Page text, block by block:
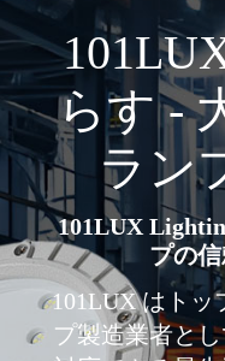
らす -
ラン
101LUX
プの
101LUX はトッ
プ製造業者と